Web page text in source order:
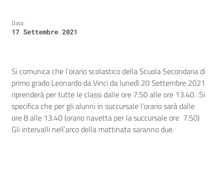
Data:
17 Settembre 2021
Si comunica che l’orario scolastico della Scuola Secondaria di
primo grado Leonardo da Vinci da lunedì 20 Settembre 2021
riprenderà per tutte le classi dalle ore 7.50 alle ore 13.40. .Si
specifica che per gli alunni in succursale l’orario sarà dalle
ore 8 alle 13.40 (orario navetta per la succursale ore 7.50)
Gli intervalli nell’arco della mattinata saranno due.